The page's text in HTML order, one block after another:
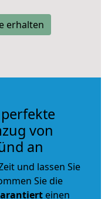
erhalten
von
an
und lassen Sie
Sie die
einen